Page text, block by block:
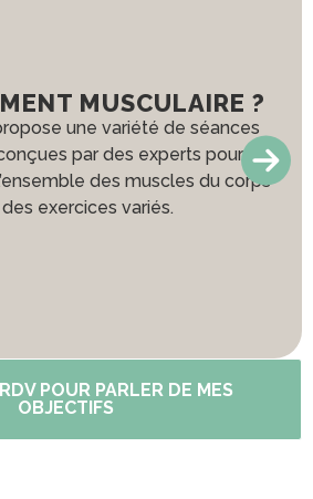
MUSCULAIRE ?
une variété de séances
par des experts pour vous
des muscles du corps
exercices variés.
POUR PARLER DE MES
OBJECTIFS